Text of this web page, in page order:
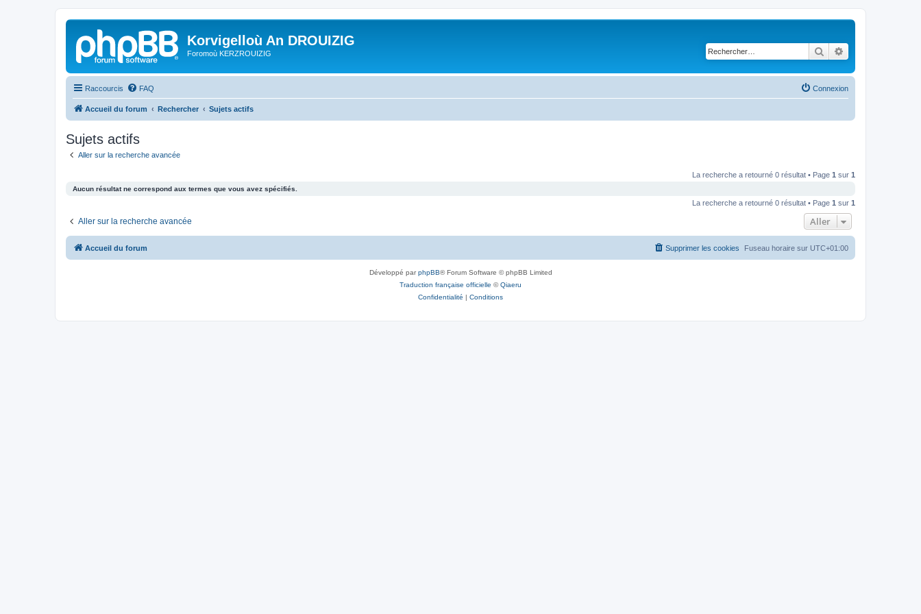
Korvigelloù An DROUIZIG
Foromoù KERZROUIZIG Rechercher
Raccourcis FAQ Connexion
Accueil du forum Rechercher Sujets actifs
Sujets actifs
Aller sur la recherche avancée
La recherche a retourné 0 résultat • Page 1 sur 1
Aucun résultat ne correspond aux termes que vous avez spécifiés.
La recherche a retourné 0 résultat • Page 1 sur 1
Aller sur la recherche avancée Aller
Accueil du forum Fuseau horaire sur UTC+01:00
Supprimer les cookies
Développé parphpBB® Forum Software © phpBB Limited
Traduction française officielle ©Qiaeru
Confidentialité | Conditions